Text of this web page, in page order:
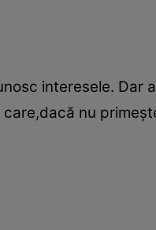
interesele. Dar
nu